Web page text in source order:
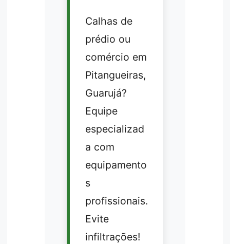
Calhas de
prédio ou
comércio em
Pitangueiras,
Guarujá?
Equipe
especializad
a com
equipamento
s
profissionais.
Evite
infiltrações!